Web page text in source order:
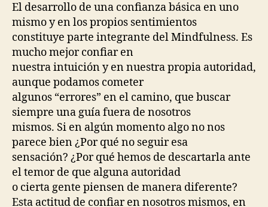
El desarrollo de una confianza básica en uno
mismo y en los propios sentimientos
constituye parte integrante del Mindfulness. Es
mucho mejor confiar en
nuestra intuición y en nuestra propia autoridad,
aunque podamos cometer
algunos “errores” en el camino, que buscar
siempre una guía fuera de nosotros
mismos. Si en algún momento algo no nos
parece bien ¿Por qué no seguir esa
sensación? ¿Por qué hemos de descartarla ante
el temor de que alguna autoridad
o cierta gente piensen de manera diferente?
Esta actitud de confiar en nosotros mismos, en